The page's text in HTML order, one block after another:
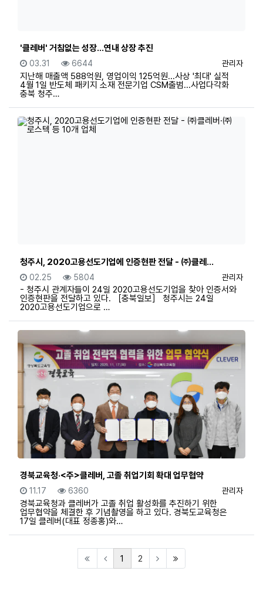
'클레버' 거침없는 성장...연내 상장 추진
등록자
관리자
등록일
03.31 조회
6644
지난해 매출액 588억원, 영업이익 125억원...사상 '최대' 실적
4월 1일 반도체 패키지 소재 전문기업 CSM출범...사업다각화
충북 청주…
청주시, 2020고용선도기업에 인증현판 전달 - ㈜클레…
등록자
관리자
등록일
02.25 조회
5804
- 청주시 관계자들이 24일 2020고용선도기업을 찾아 인증서와
인증현판을 전달하고 있다. ［충북일보］ 청주시는 24일
2020고용선도기업으로 …
경북교육청·<주>클레버, 고졸 취업기회 확대 업무협약
등록자
관리자
등록일
11.17 조회
6360
경북교육청과 클레버가 고졸 취업 활성화를 추진하기 위한
업무협약을 체결한 후 기념촬영을 하고 있다. 경북도교육청은
17일 클레버(대표 정종홍)와…
1 (current)
2 (last)